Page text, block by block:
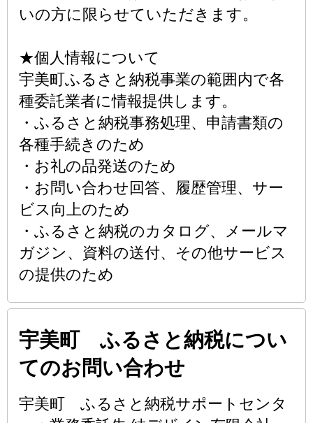
いの方に限らせていただきます。
★個人情報について
宇美町ふるさと納税事業の範囲内で各
種委託業者に情報提供します。
・ふるさと納税事務処理、申請書類の
各種手続きのため
・お礼の品発送のため
・お問い合わせ回答、履歴管理、サー
ビス向上のため
・ふるさと納税のカタログ、メールマ
ガジン、資料の送付、その他サービス
の提供のため
宇美町 ふるさと納税につい
てのお問い合わせ
宇美町 ふるさと納税サポートセンタ